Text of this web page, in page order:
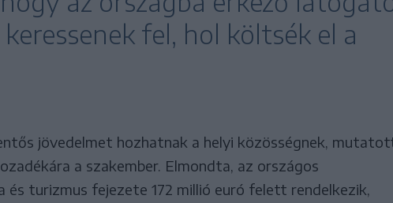
fel, hol költsék el a
jövedelmet hozhatnak a helyi közösségnek,
a szakember. Elmondta, az országos
és turizmus fejezete 172 millió euró felett rendelkezik,